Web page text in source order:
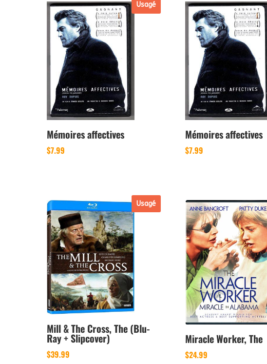
Usagé
Mémoires affectives
$7.99
Mémoires affectives
$7.99
Usagé
Mill & The Cross, The (Blu-
Ray + Slipcover)
$39.99
Miracle Worker, The
$24.99